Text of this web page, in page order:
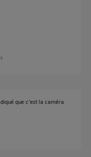
que c'est la caméra